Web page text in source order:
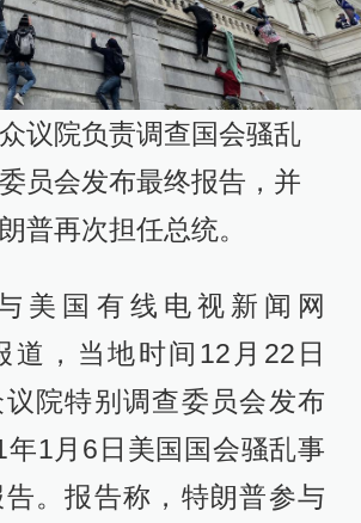
议院负责调查国会骚乱
员会发布最终报告，并
普再次担任总统。
美国有线电视新闻网
道，当地时间12月22日
院特别调查委员会发布
年1月6日美国国会骚乱事
。报告称，特朗普参与